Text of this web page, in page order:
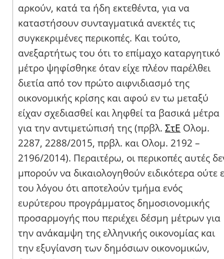
αρκούν, κατά τα ήδη εκτεθέντα, για να
καταστήσουν συνταγματικά ανεκτές τις
συγκεκριμένες περικοπές. Και τούτο,
ανεξαρτήτως του ότι το επίμαχο καταργητικό
μέτρο ψηφίσθηκε όταν είχε πλέον παρέλθει
διετία από τον πρώτο αιφνιδιασμό της
οικονομικής κρίσης και αφού εν τω μεταξύ
είχαν σχεδιασθεί και ληφθεί τα βασικά μέτρα
για την αντιμετώπισή της (πρβλ. ΣτΕ Ολομ.
2287, 2288/2015, πρβλ. και Ολομ. 2192 –
2196/2014). Περαιτέρω, οι περικοπές αυτές
μπορούν να δικαιολογηθούν ειδικότερα ούτε
του λόγου ότι αποτελούν τμήμα ενός
ευρύτερου προγράμματος δημοσιονομικής
προσαρμογής που περιέχει δέσμη μέτρων για
την ανάκαμψη της ελληνικής οικονομίας και
την εξυγίανση των δημόσιων οικονομικών,